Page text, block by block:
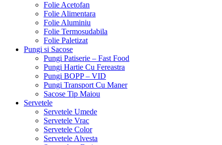
Folie Acetofan
Folie Alimentara
Folie Aluminiu
Folie Termosudabila
Folie Paletizat
Pungi si Sacose
Pungi Patiserie – Fast Food
Pungi Hartie Cu Fereastra
Pungi BOPP – VID
Pungi Transport Cu Maner
Sacose Tip Maiou
Servetele
Servetele Umede
Servetele Vrac
Servetele Color
Servetele Alvesta